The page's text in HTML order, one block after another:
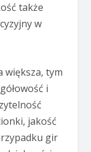
także
w
większa, tym
i
jakość
gir